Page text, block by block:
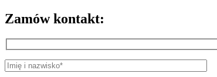
Zamów kontakt: